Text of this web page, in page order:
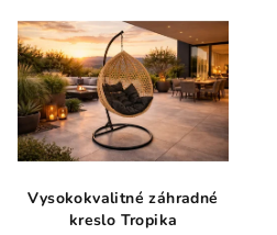
Vysokokvalitné záhradné
kreslo Tropika